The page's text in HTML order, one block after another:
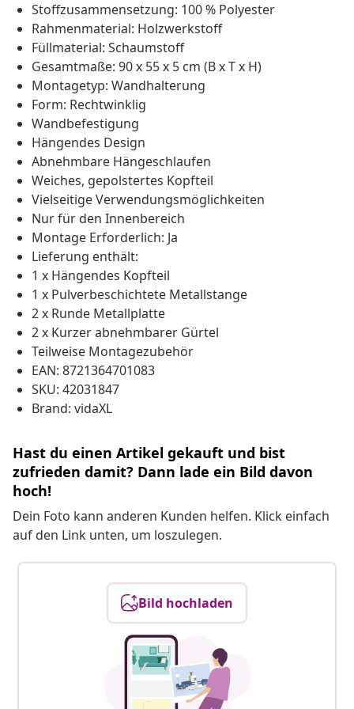
Stoffzusammensetzung: 100 % Polyester
Rahmenmaterial: Holzwerkstoff
Füllmaterial: Schaumstoff
Gesamtmaße: 90 x 55 x 5 cm (B x T x H)
Montagetyp: Wandhalterung
Form: Rechtwinklig
Wandbefestigung
Hängendes Design
Abnehmbare Hängeschlaufen
Weiches, gepolstertes Kopfteil
Vielseitige Verwendungsmöglichkeiten
Nur für den Innenbereich
Montage Erforderlich: Ja
Lieferung enthält:
1 x Hängendes Kopfteil
1 x Pulverbeschichtete Metallstange
2 x Runde Metallplatte
2 x Kurzer abnehmbarer Gürtel
Teilweise Montagezubehör
EAN: 8721364701083
SKU: 42031847
Brand: vidaXL
Hast du einen Artikel gekauft und bist
zufrieden damit? Dann lade ein Bild davon
hoch!
Dein Foto kann anderen Kunden helfen. Klick einfach
auf den Link unten, um loszulegen.
Bild hochladen